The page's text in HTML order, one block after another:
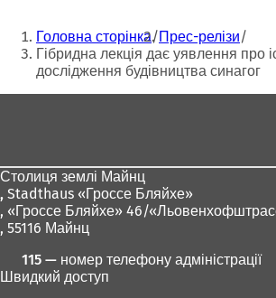
Ти
тут:
Головна сторінка Прес-релізи
Гібридна лекція дає уявлення про
дослідження будівництва синагог
Столиця землі Майнц
, Stadthaus «Гроссе Бляйхе»
, «Гроссе Бляйхе» 46/
, 55116 Майнц
115 — номер телефону адміністрації
Швидкий доступ